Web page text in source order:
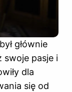
głównie
swoje pasje i
dla
się od